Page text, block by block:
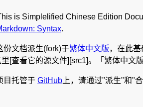
is Simplelified Chinese Edition
Syntax.
份文档派生(fork)于繁体中文版，在此
[查看它的源文件][src1]。「繁体中文
目托管于 GitHub 上，请通过"派生"和"